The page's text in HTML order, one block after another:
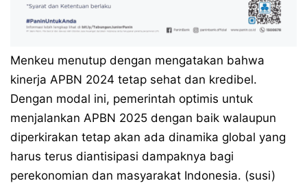
Menkeu menutup dengan mengatakan bahwa
kinerja APBN 2024 tetap sehat dan kredibel.
Dengan modal ini, pemerintah optimis untuk
menjalankan APBN 2025 dengan baik walaupun
diperkirakan tetap akan ada dinamika global yang
harus terus diantisipasi dampaknya bagi
perekonomian dan masyarakat Indonesia. (susi)